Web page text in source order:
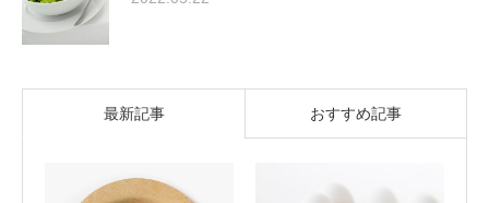
最新記事 おすすめ記事